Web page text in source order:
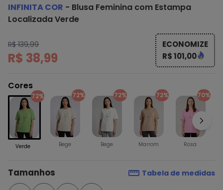
INFINITA COR - Blusa Feminina com Estampa
Localizada Verde
R$ 139,99
R$ 38,99
ECONOMIZE
R$ 101,00
Cores
72%
Verde
72%
Bege
72%
Bege
72%
Marrom
70%
Rosa
Tamanhos Tabela de medidas